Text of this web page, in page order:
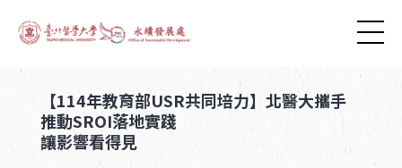
【114年教育部USR共同培力】北醫大攜手
推動SROI落地實踐
讓影響看得見